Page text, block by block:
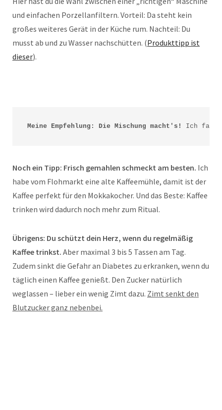
und einfachen Porzellanfiltern. Vorteil: Da steht kein
großes weiteres Gerät in der Küche rum. Nachteil: Du
musst ab und zu Wasser nachschütten. (Produkttipp ist
dieser).
Meine Empfehlung: Die Mischung macht's! Ich
Noch ein Tipp: Frisch gemahlen schmeckt am besten. Ich
habe vom Flohmarkt eine alte Kaffeemühle, damit ist der
Kaffee perfekt für den Mokkakocher. Und das Beste: Kaffee
trinken wird dadurch noch mehr zum Ritual.
Übrigens: Du schützt dein Herz, wenn du regelmäßig
Kaffee trinkst. Aber maximal 3 bis 5 Tassen am Tag.
Zudem sinkt die Gefahr an Diabetes zu erkranken, wenn du
täglich einen Kaffee genießt. Den Zucker natürlich
weglassen – lieber ein wenig Zimt dazu. Zimt senkt den
Blutzucker ganz nebenbei.